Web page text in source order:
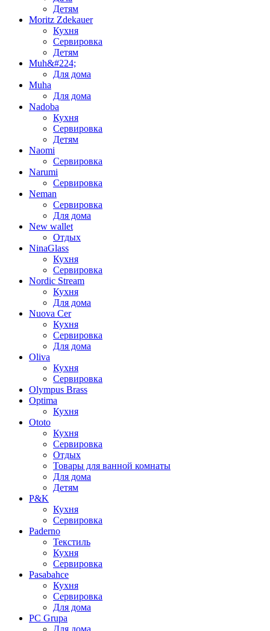
Детям
Moritz Zdekauer
Кухня
Сервировка
Детям
Muh&#224;
Для дома
Muha
Для дома
Nadoba
Кухня
Сервировка
Детям
Naomi
Сервировка
Narumi
Сервировка
Neman
Сервировка
Для дома
New wallet
Отдых
NinaGlass
Кухня
Сервировка
Nordic Stream
Кухня
Для дома
Nuova Cer
Кухня
Сервировка
Для дома
Oliva
Кухня
Сервировка
Olympus Brass
Optima
Кухня
Ototo
Кухня
Сервировка
Отдых
Товары для ванной комнаты
Для дома
Детям
P&K
Кухня
Сервировка
Paderno
Текстиль
Кухня
Сервировка
Pasabahce
Кухня
Сервировка
Для дома
PC Grupa